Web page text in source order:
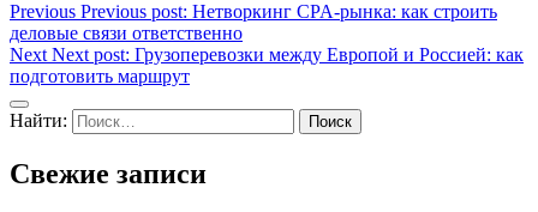
Previous Previous post: Нетворкинг CPA-рынка: как строить
деловые связи ответственно
Next Next post: Грузоперевозки между Европой и Россией: как
подготовить маршрут
Найти:
Свежие записи